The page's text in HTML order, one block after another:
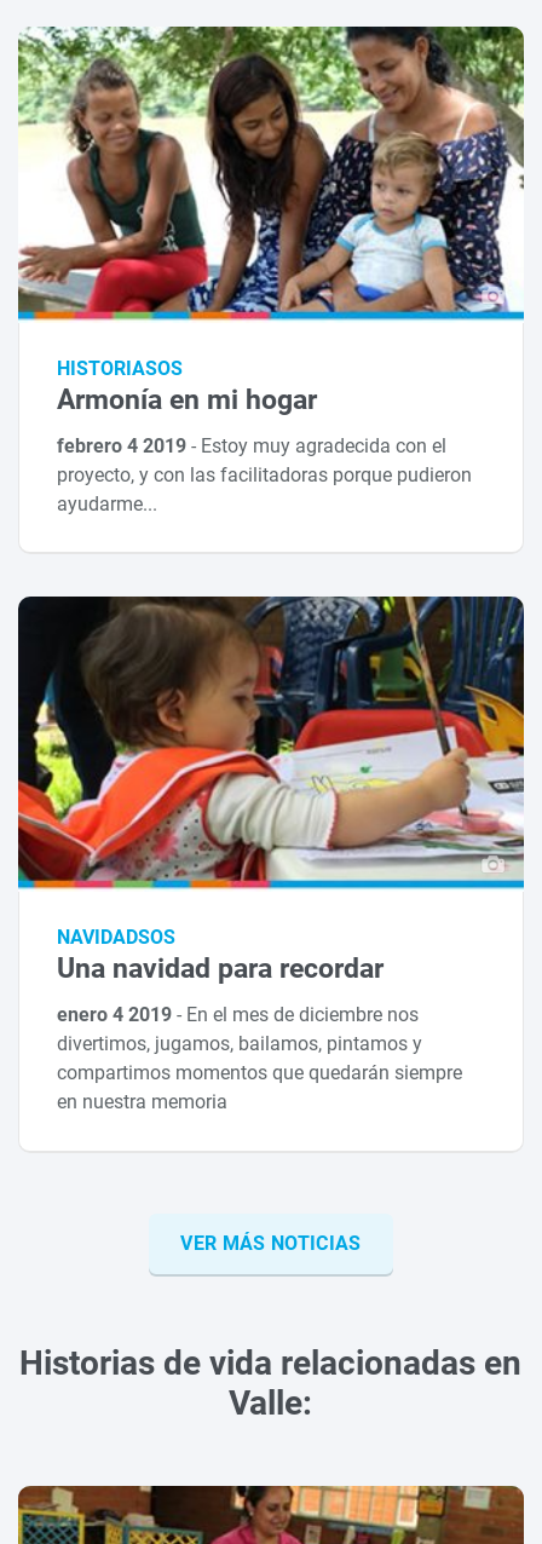
HISTORIASOS
Armonía en mi hogar
febrero 4 2019- Estoy muy agradecida con el
proyecto, y con las facilitadoras porque pudieron
ayudarme...
NAVIDADSOS
Una navidad para recordar
enero 4 2019- En el mes de diciembre nos
divertimos, jugamos, bailamos, pintamos y
compartimos momentos que quedarán siempre
en nuestra memoria
VER MÁS NOTICIAS
Historias de vida relacionadas en
Valle: